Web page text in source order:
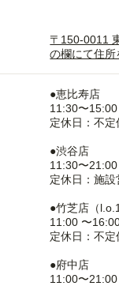
〒150-0011
の欄にて住所
●恵比寿店
11:30〜15:00
定休日：不定
●渋谷店
11:30〜21:00
定休日：施設
●竹芝店（
11:00 〜
定休日：不定
●府中店
11:00〜21:00